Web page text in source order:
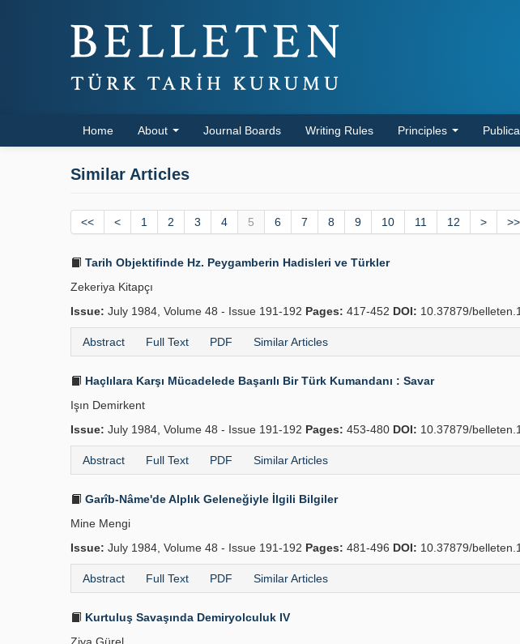
Home About Journal Boards Writing Rules Principles
Similar Articles
<< < 1 2 3 4 5 6 7 8 9 10 11 12 > >>
Tarih Objektifinde Hz. Peygamberin Hadisleri ve Türkler
Zekeriya Kitapçı
Issue: July 1984, Volume 48 - Issue 191-192 Pages: 417-452 DOI: 10.37879/
Abstract Full Text PDF Similar Articles
Haçlılara Karşı Mücadelede Başarılı Bir Türk Kumandanı : Savar
Işın Demirkent
Issue: July 1984, Volume 48 - Issue 191-192 Pages: 453-480 DOI: 10.37879/
Abstract Full Text PDF Similar Articles
Garîb-Nâme'de Alplık Geleneğiyle İlgili Bilgiler
Mine Mengi
Issue: July 1984, Volume 48 - Issue 191-192 Pages: 481-496 DOI: 10.37879/
Abstract Full Text PDF Similar Articles
Kurtuluş Savaşında Demiryolculuk IV